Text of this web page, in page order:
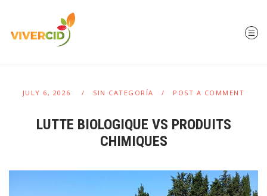
JULY 6, 2026 SIN CATEGORÍA POST A COMMENT
LUTTE BIOLOGIQUE VS PRODUITS
CHIMIQUES